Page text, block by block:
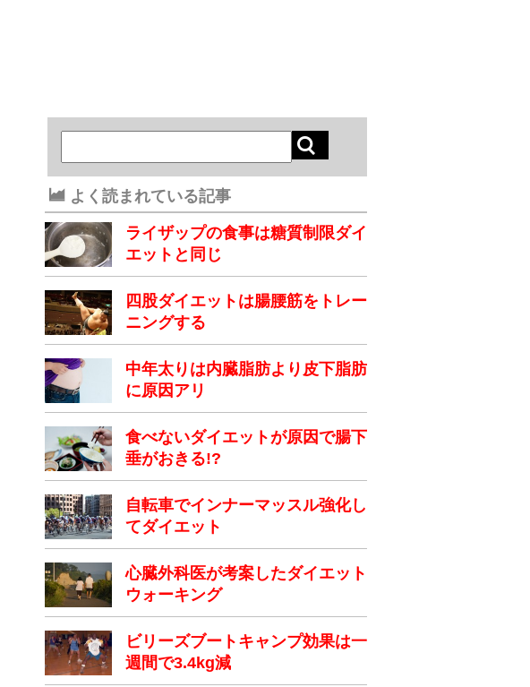
よく読まれている記事
ライザップの食事は糖質制限ダイ
エットと同じ
四股ダイエットは腸腰筋をトレー
ニングする
中年太りは内臓脂肪より皮下脂肪
に原因アリ
食べないダイエットが原因で腸下
垂がおきる!?
自転車でインナーマッスル強化し
てダイエット
心臓外科医が考案したダイエット
ウォーキング
ビリーズブートキャンプ効果は一
週間で3.4kg減